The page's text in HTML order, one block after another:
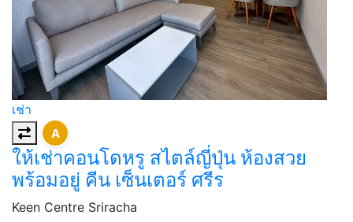
เช่า
A
ให้เช่าคอนโดหรู สไตล์ญี่ปุ่น ห้องสวย
พร้อมอยู่ คีน เซ็นเตอร์ ศรีร
Keen Centre Sriracha